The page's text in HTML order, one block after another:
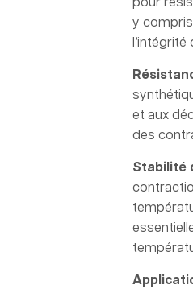
pour
y compris
et aux
des
Stabilité